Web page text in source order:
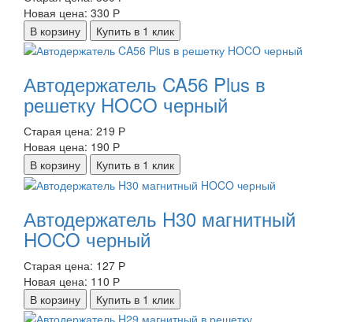
Новая цена: 330 Р
В корзину
Купить в 1 клик
Автодержатель CA56 Plus в
решетку HOCO черный
Старая цена: 219 Р
Новая цена: 190 Р
В корзину
Купить в 1 клик
Автодержатель H30 магнитный
HOCO черный
Старая цена: 127 Р
Новая цена: 110 Р
В корзину
Купить в 1 клик